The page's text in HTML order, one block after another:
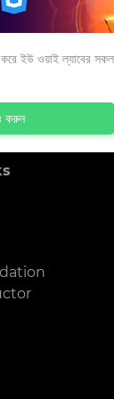
ইউ ওয়াই ল্যাবের
করুন